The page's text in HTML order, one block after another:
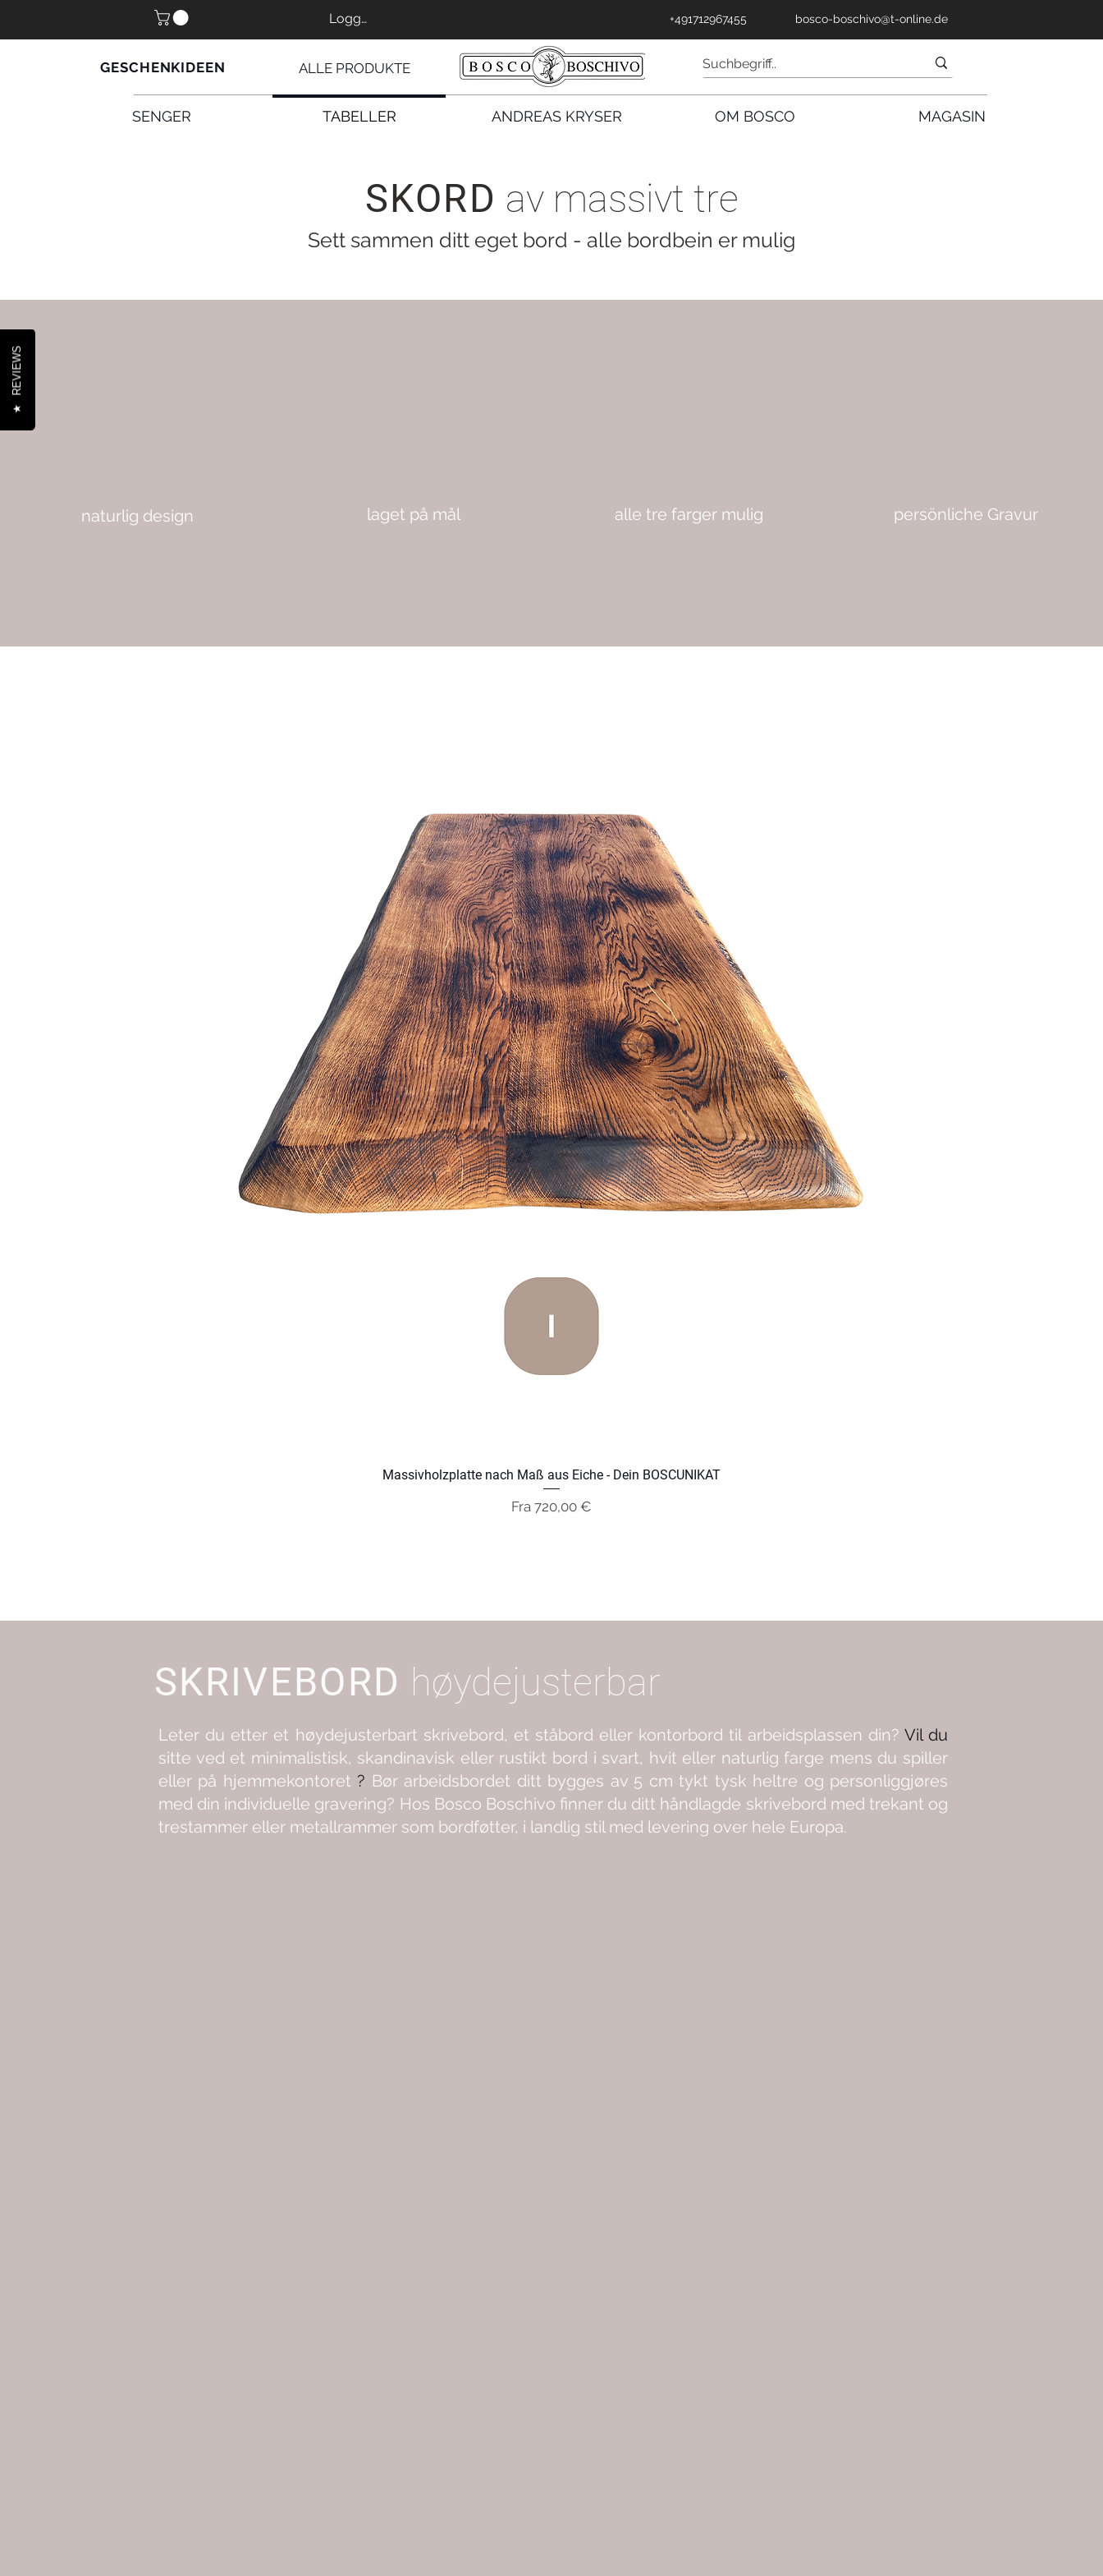
Logg inn +491712967455 bosco-boschivo@t-online.de
GESCHENKIDEEN ALLE PRODUKTE
SENGER TABELLER ANDREAS KRYSER OM BOSCO MAGASIN
SKORD av massivt tre
Sett sammen ditt eget bord - alle bordbein er mulig
naturlig design laget på mål alle tre farger mulig persönliche Gravur
Massivholzplatte nach Maß aus Eiche - Dein BOSCUNIKAT
Fra 720,00 €
Salgspris
SKRIVEBORD høydejusterbar
Leter du etter et høydejusterbart skrivebord, et ståbord eller kontorbord til arbeidsplassen din? Vil du
sitte ved et minimalistisk, skandinavisk eller rustikt bord i svart, hvit eller naturlig farge mens du spiller
eller på hjemmekontoret ? Bør arbeidsbordet ditt bygges av 5 cm tykt tysk heltre og personliggjøres
med din individuelle gravering? Hos Bosco Boschivo finner du ditt håndlagde skrivebord med trekant og
trestammer eller metallrammer som bordføtter, i landlig stil med levering over hele Europa.
★
REVIEWS